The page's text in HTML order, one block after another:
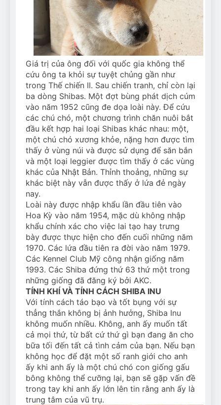
Giá trị của ông đối với quốc gia không thể
cứu ông ta khỏi sự tuyệt chủng gần như
trong Thế chiến II. Sau chiến tranh, chỉ còn lại
ba dòng Shibas. Một đợt bùng phát dịch cúm
vào năm 1952 cũng đe dọa loài này. Để cứu
các chú chó, một chương trình chăn nuôi bắt
đầu kết hợp hai loại Shibas khác nhau: một,
một chú chó xương khỏe, nặng hơn được tìm
thấy ở vùng núi và được sử dụng để săn bắn
và một loại leggier được tìm thấy ở các vùng
khác của Nhật Bản. Thỉnh thoảng, những sự
khác biệt này vẫn được thấy ở lứa đẻ ngày
nay.
Loài này được nhập khẩu lần đầu tiên vào
Hoa Kỳ vào năm 1954, mặc dù không nhập
khẩu chính xác cho việc lai tạo hay trưng
bày được thực hiện cho đến cuối những năm
1970. Các lứa đầu tiên ra đời vào năm 1979.
Các Kennel Club Mỹ công nhận giống năm
1993. Các Shiba đứng thứ 63 thứ một trong
những giống đã đăng ký bởi AKC.
TÍNH KHÍ VÀ TÍNH CÁCH SHIBA INU
Với tính cách táo bạo và tốt bụng với sự
thẳng thắn không bị ảnh hưởng, Shiba Inu
không muốn nhiều. Không, anh ấy muốn tất
cả mọi thứ, từ bất cứ thứ gì bạn đang ăn cho
bữa tối đến tất cả tình cảm của bạn. Nếu bạn
không học để đặt một số ranh giới cho anh
ấy khi anh ấy là một chú chó con giống gấu
bông không thể cưỡng lại, bạn sẽ gặp vấn đề
trong tay khi anh ấy lớn lên tin rằng anh ấy là
trung tâm của vũ trụ.